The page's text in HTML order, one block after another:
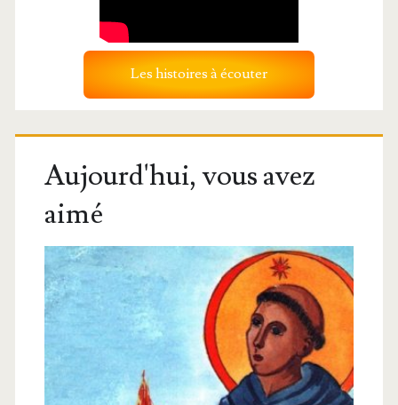
Les histoires à écouter
Aujourd'hui, vous avez
aimé